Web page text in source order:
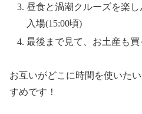
昼食と渦潮クルーズを楽
入場(15:00頃)
最後まで見て、お土産も買
お互いがどこに時間を使いた
すめです！